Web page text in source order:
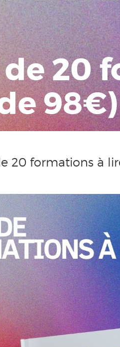
de 20
98€)
20 formations à